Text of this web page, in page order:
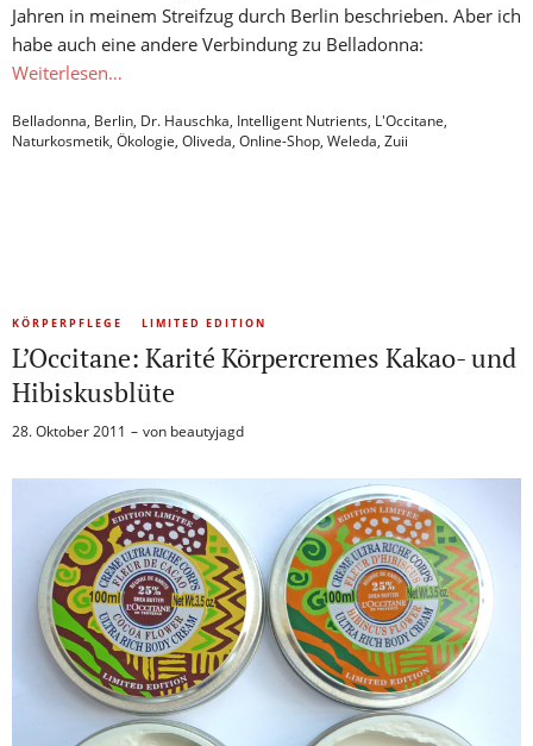
Jahren in meinem Streifzug durch Berlin beschrieben. Aber ich
habe auch eine andere Verbindung zu Belladonna:
Weiterlesen…
Belladonna, Berlin, Dr. Hauschka, Intelligent Nutrients, L'Occitane,
Naturkosmetik, Ökologie, Oliveda, Online-Shop, Weleda, Zuii
KÖRPERPFLEGE LIMITED EDITION
L’Occitane: Karité Körpercremes Kakao- und
Hibiskusblüte
28. Oktober 2011 von beautyjagd